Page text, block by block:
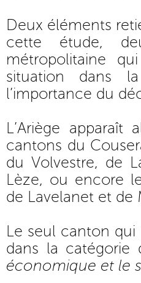
Deux éléments
cette étude,
métropolitaine
situation dans
l’importance du
L’Ariège
cantons du
du Volvestre, de
Lèze, ou encore
de Lavelanet et de
Le seul canton qui
dans la
économique et le